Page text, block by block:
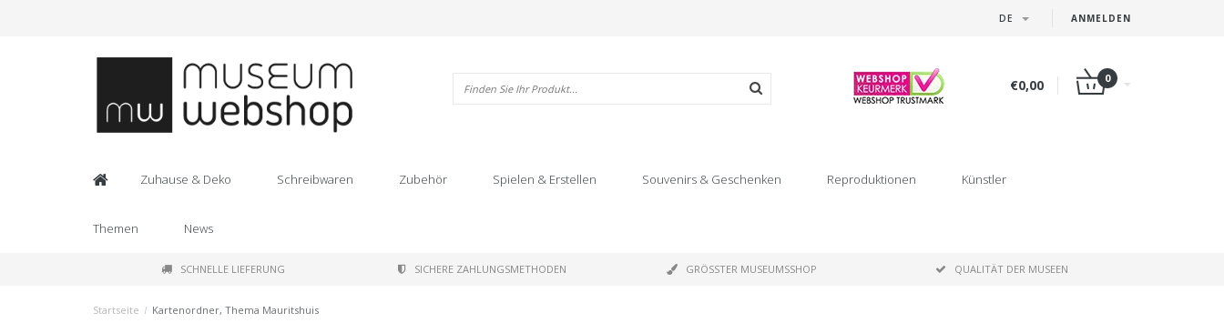
ANMELDEN
DE
€0,00 0
Zuhause & Deko Schreibwaren Zubehör Spielen & Erstellen Souvenirs & Geschenken Reproduktionen Künstler
Themen News
SCHNELLE LIEFERUNG SICHERE ZAHLUNGSMETHODEN GRÖSSTER MUSEUMSSHOP QUALITÄT DER MUSEEN
Startseite / Kartenordner, Thema Mauritshuis